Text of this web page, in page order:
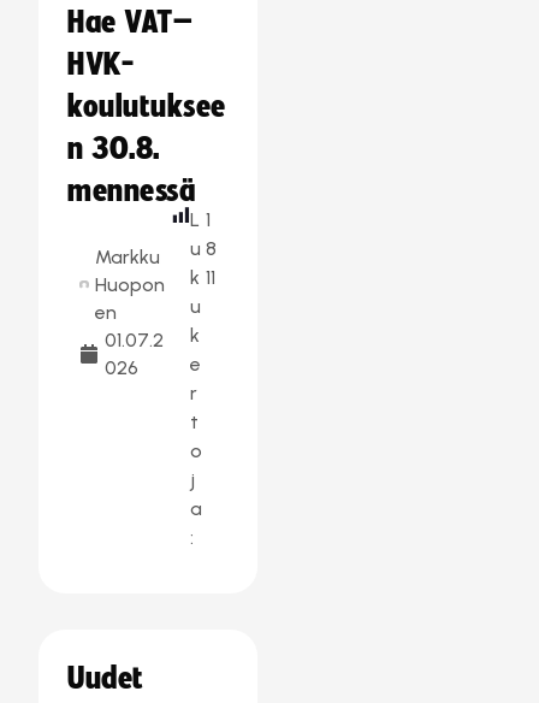
Hae VAT–
HVK-
koulutuksee
n 30.8.
mennessä
Markku
Huopon
en
01.07.2
026
L
u
k
u
k
e
r
t
o
j
a
:
1
8
11
Uudet